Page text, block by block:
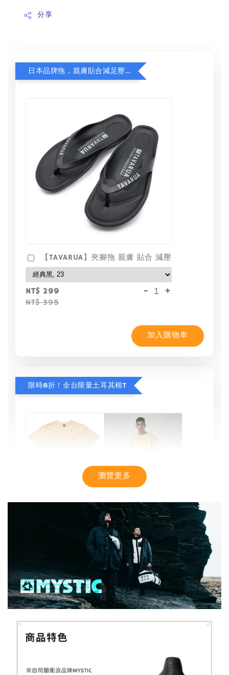
分享
日本品牌拖，親膚貼合減足壓，超值加購75折！
【TAVARUA】夾腳拖 親膚 貼合 減壓
NT$ 299
NT$ 395
- +
加入購物車
限時8折！全台限量土耳其棉T
【MYSTIC】潮流T恤 舒適涼感 土耳其棉
加入購物車
瀏覽更多